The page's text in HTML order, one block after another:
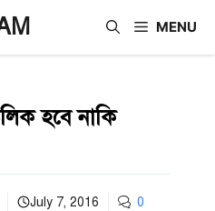
MENU
হবে নাকি
July 7, 2016 0